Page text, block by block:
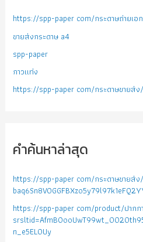
https://spp-paper com/กระดาษถ่ายเอ
ขายส่งกระดาษ a4
spp-paper
กาวแท่ง
https://spp-paper com/กระดาษขายส่ง/
คำค้นหาล่าสุด
https://spp-paper com/กระดาษขายส่ง
https://spp-paper com/product/ปาก
n_e5EL0Uy